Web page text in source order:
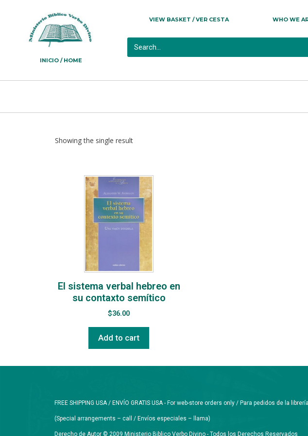
INICIO / HOME
VIEW BASKET / VER CESTA WHO WE
Showing the single result
El sistema verbal hebreo en
su contaxto semítico
$36.00
Add to cart
FREE SHIPPING USA / ENVÍO GRATIS USA - For web-store orders only / Para pedidos de la
(Special arrangements – call / Envíos especiales – llama)
Derecho de Autor © 2009 Ministerio Biblico Verbo Divino - Todos los Derechos Reservados